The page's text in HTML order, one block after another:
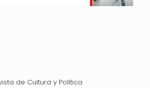
de Cultura y Política